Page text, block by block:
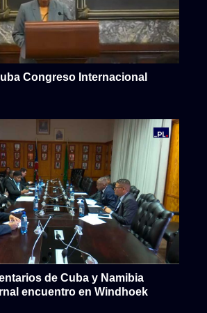
Congreso Internacional
de Cuba y Namibia
encuentro en Windhoek